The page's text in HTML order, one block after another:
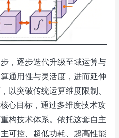
，逐步迭代升级至域运算与
通用性与灵活度，进而延伸
以突破传统运算维度限制、
心目标，通过多维度技术攻
构技术体系。依托这套自主
可控、超低功耗、超高性能